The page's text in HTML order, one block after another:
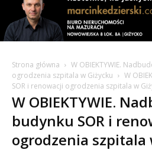
Strona główna
W OBIEKTYWIE.
ogrodzenia szpitala w Giżycku
W
SOR i renowacji ogrodzenia szpitala w
W OBIEKTYWIE.
budynku SOR i
ogrodzenia szpitala